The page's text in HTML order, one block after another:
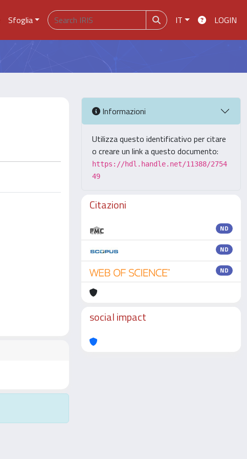
Sfoglia IT LOGIN
Informazioni
Utilizza questo identificativo per citare
o creare un link a questo documento:
https://hdl.handle.net/11388/2754
49
Citazioni
ND
ND
ND
social impact